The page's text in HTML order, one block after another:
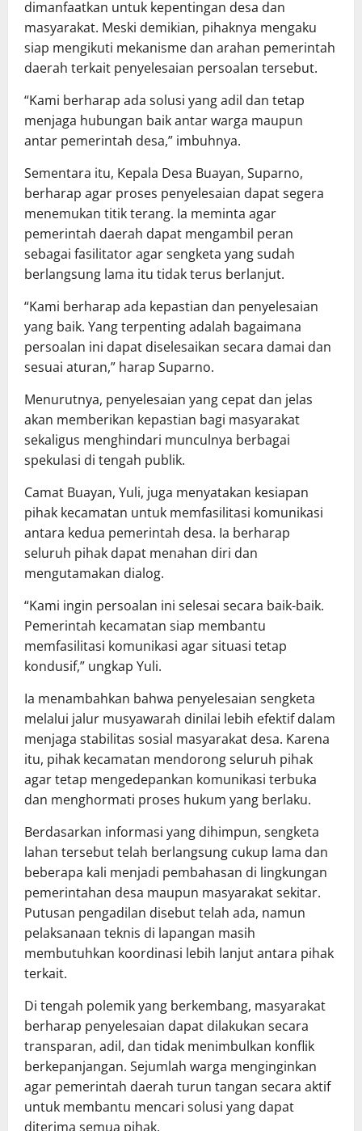
dimanfaatkan untuk kepentingan desa dan
masyarakat. Meski demikian, pihaknya mengaku
siap mengikuti mekanisme dan arahan pemerintah
daerah terkait penyelesaian persoalan tersebut.
“Kami berharap ada solusi yang adil dan tetap
menjaga hubungan baik antar warga maupun
antar pemerintah desa,” imbuhnya.
Sementara itu, Kepala Desa Buayan, Suparno,
berharap agar proses penyelesaian dapat segera
menemukan titik terang. Ia meminta agar
pemerintah daerah dapat mengambil peran
sebagai fasilitator agar sengketa yang sudah
berlangsung lama itu tidak terus berlanjut.
“Kami berharap ada kepastian dan penyelesaian
yang baik. Yang terpenting adalah bagaimana
persoalan ini dapat diselesaikan secara damai dan
sesuai aturan,” harap Suparno.
Menurutnya, penyelesaian yang cepat dan jelas
akan memberikan kepastian bagi masyarakat
sekaligus menghindari munculnya berbagai
spekulasi di tengah publik.
Camat Buayan, Yuli, juga menyatakan kesiapan
pihak kecamatan untuk memfasilitasi komunikasi
antara kedua pemerintah desa. Ia berharap
seluruh pihak dapat menahan diri dan
mengutamakan dialog.
“Kami ingin persoalan ini selesai secara baik-baik.
Pemerintah kecamatan siap membantu
memfasilitasi komunikasi agar situasi tetap
kondusif,” ungkap Yuli.
Ia menambahkan bahwa penyelesaian sengketa
melalui jalur musyawarah dinilai lebih efektif dalam
menjaga stabilitas sosial masyarakat desa. Karena
itu, pihak kecamatan mendorong seluruh pihak
agar tetap mengedepankan komunikasi terbuka
dan menghormati proses hukum yang berlaku.
Berdasarkan informasi yang dihimpun, sengketa
lahan tersebut telah berlangsung cukup lama dan
beberapa kali menjadi pembahasan di lingkungan
pemerintahan desa maupun masyarakat sekitar.
Putusan pengadilan disebut telah ada, namun
pelaksanaan teknis di lapangan masih
membutuhkan koordinasi lebih lanjut antara pihak
terkait.
Di tengah polemik yang berkembang, masyarakat
berharap penyelesaian dapat dilakukan secara
transparan, adil, dan tidak menimbulkan konflik
berkepanjangan. Sejumlah warga menginginkan
agar pemerintah daerah turun tangan secara aktif
untuk membantu mencari solusi yang dapat
diterima semua pihak.